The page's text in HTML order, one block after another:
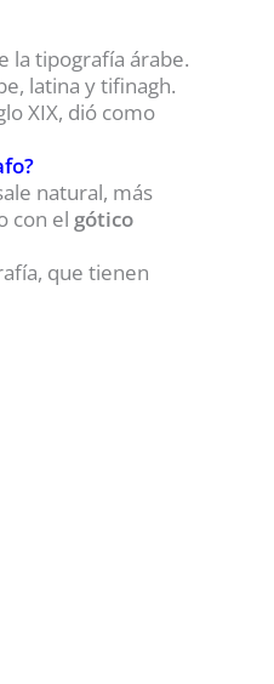
la tipografía árabe.
latina y tifinagh.
XIX, dió como
natural, más
con el gótico
que tienen